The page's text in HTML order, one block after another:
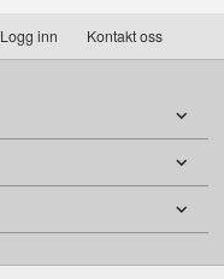
Logg inn Kontakt oss